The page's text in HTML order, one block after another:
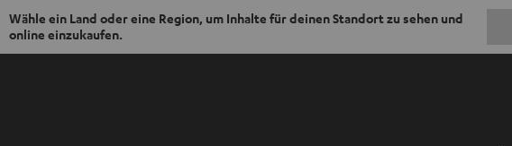
Wähle ein Land oder eine Region, um Inhalte für deinen Standort zu sehen und
online einzukaufen.
ZUM